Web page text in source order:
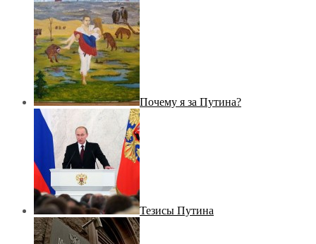
Почему я за Путина?
Тезисы Путина